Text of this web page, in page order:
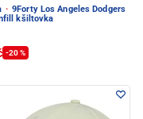
· 9Forty Los Angeles Dodgers
kšiltovka
-20 %